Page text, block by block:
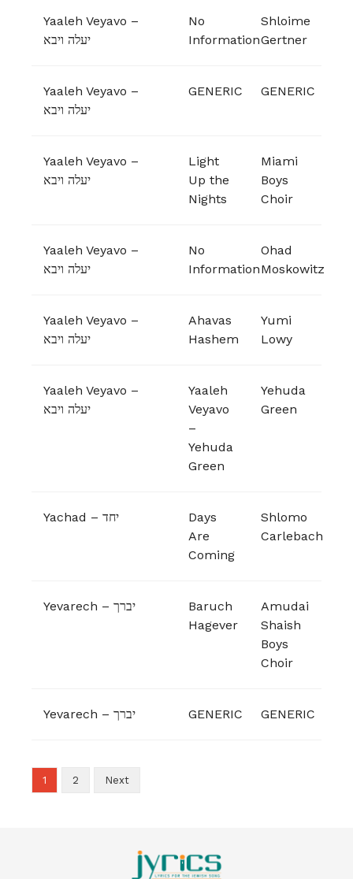
Yaaleh Veyavo –
יעלה ויבא
No
Information
Shloime
Gertner
Yaaleh Veyavo –
יעלה ויבא
GENERIC GENERIC
Yaaleh Veyavo –
יעלה ויבא
Light
Up the
Nights
Miami
Boys
Choir
Yaaleh Veyavo –
יעלה ויבא
No
Information
Ohad
Moskowitz
Yaaleh Veyavo –
יעלה ויבא
Ahavas
Hashem
Yumi
Lowy
Yaaleh Veyavo –
יעלה ויבא
Yaaleh
Veyavo
–
Yehuda
Green
Yehuda
Green
Yachad – יחד
Days
Are
Coming
Shlomo
Carlebach
Yevarech – יברך
Baruch
Hagever
Amudai
Shaish
Boys
Choir
Yevarech – יברך GENERIC GENERIC
1 2 Next